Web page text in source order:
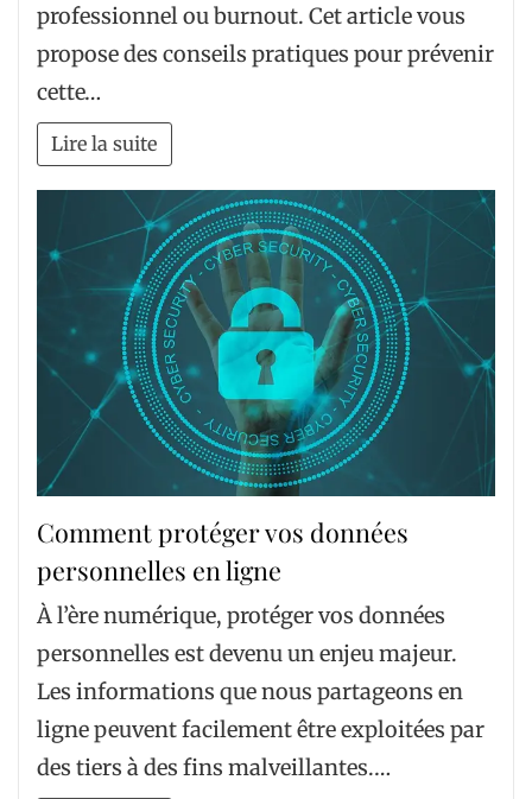
professionnel ou burnout. Cet article vous
propose des conseils pratiques pour prévenir
cette…
Lire la suite
Comment protéger vos données
personnelles en ligne
À l’ère numérique, protéger vos données
personnelles est devenu un enjeu majeur.
Les informations que nous partageons en
ligne peuvent facilement être exploitées par
des tiers à des fins malveillantes.…